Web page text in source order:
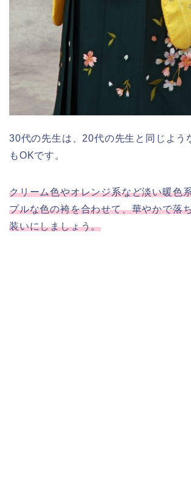
30代の先生は、20代の先生と同じよう
もOKです。
クリーム色やオレンジ系など淡い暖色
プルな色の袴を合わせて、華やかで落
装いにしましょう。